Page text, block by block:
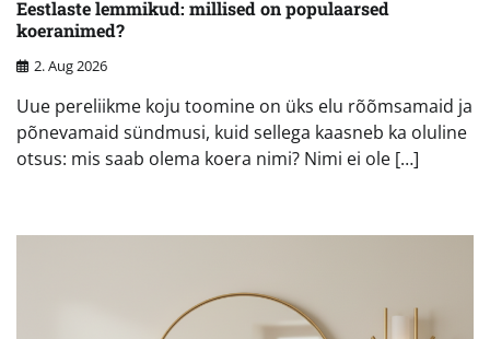
Eestlaste lemmikud: millised on populaarsed
koeranimed?
2. Aug 2026
Uue pereliikme koju toomine on üks elu rõõmsamaid ja
põnevamaid sündmusi, kuid sellega kaasneb ka oluline
otsus: mis saab olema koera nimi? Nimi ei ole […]